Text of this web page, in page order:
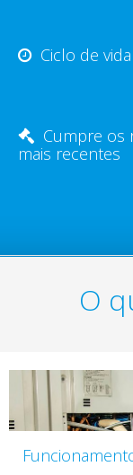
Ciclo de
Cumpre os
mais recentes
O